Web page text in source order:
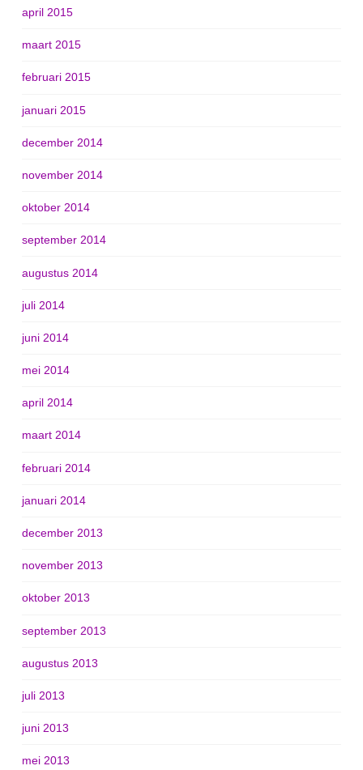
april 2015
maart 2015
februari 2015
januari 2015
december 2014
november 2014
oktober 2014
september 2014
augustus 2014
juli 2014
juni 2014
mei 2014
april 2014
maart 2014
februari 2014
januari 2014
december 2013
november 2013
oktober 2013
september 2013
augustus 2013
juli 2013
juni 2013
mei 2013